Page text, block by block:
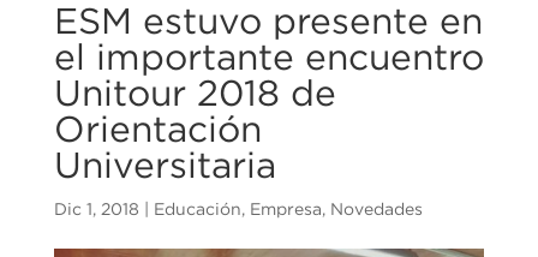
ESM estuvo presente en
el importante encuentro
Unitour 2018 de
Orientación
Universitaria
Dic 1, 2018 Educación, Empresa, Novedades